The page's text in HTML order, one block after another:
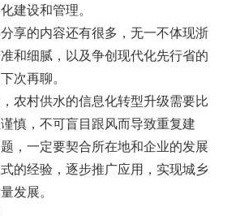
建设和管理。
的内容还有很多，无一不体现浙
和细腻，以及争创现代化先行省的
次再聊。
村供水的信息化转型升级需要比
慎，不可盲目跟风而导致重复建
，一定要契合所在地和企业的发展
的经验，逐步推广应用，实现城乡
发展。